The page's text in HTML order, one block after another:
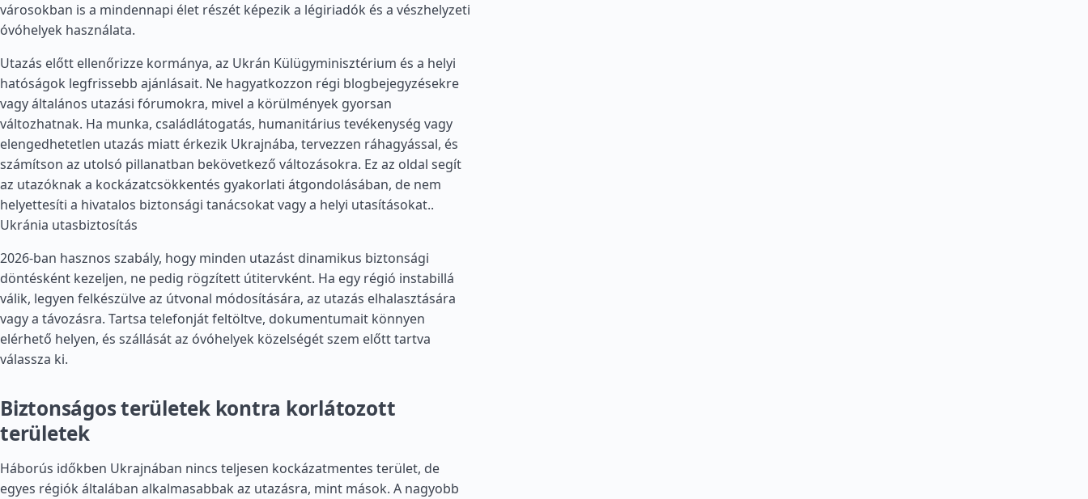
városokban is a mindennapi élet részét képezik a légiriadók és a vészhelyzeti
óvóhelyek használata.
Utazás előtt ellenőrizze kormánya, az Ukrán Külügyminisztérium és a helyi
hatóságok legfrissebb ajánlásait. Ne hagyatkozzon régi blogbejegyzésekre
vagy általános utazási fórumokra, mivel a körülmények gyorsan
változhatnak. Ha munka, családlátogatás, humanitárius tevékenység vagy
elengedhetetlen utazás miatt érkezik Ukrajnába, tervezzen ráhagyással, és
számítson az utolsó pillanatban bekövetkező változásokra. Ez az oldal segít
az utazóknak a kockázatcsökkentés gyakorlati átgondolásában, de nem
helyettesíti a hivatalos biztonsági tanácsokat vagy a helyi utasításokat..
Ukránia utasbiztosítás
2026-ban hasznos szabály, hogy minden utazást dinamikus biztonsági
döntésként kezeljen, ne pedig rögzített útitervként. Ha egy régió instabillá
válik, legyen felkészülve az útvonal módosítására, az utazás elhalasztására
vagy a távozásra. Tartsa telefonját feltöltve, dokumentumait könnyen
elérhető helyen, és szállását az óvóhelyek közelségét szem előtt tartva
válassza ki.
Biztonságos területek kontra korlátozott
területek
Háborús időkben Ukrajnában nincs teljesen kockázatmentes terület, de
egyes régiók általában alkalmasabbak az utazásra, mint mások. A nagyobb